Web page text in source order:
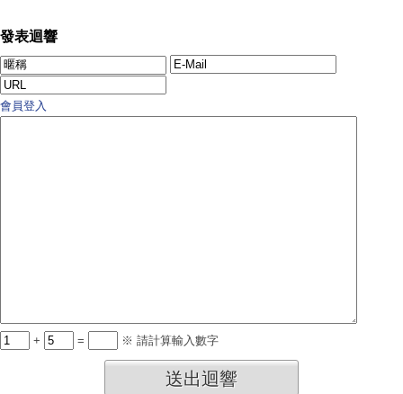
發表迴響
會員登入
+ = ※ 請計算輸入數字
送出迴響